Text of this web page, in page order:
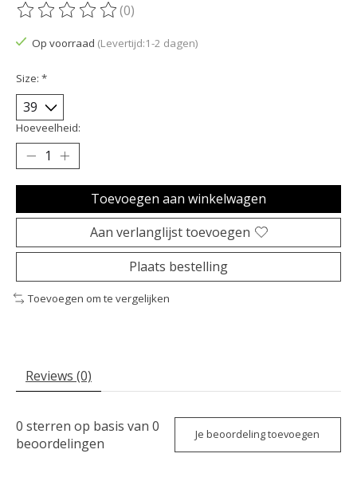
De beoordeling van dit product is
(0)
Op voorraad (Levertijd:1-2 dagen)
Size: *
Hoeveelheid:
Toevoegen aan winkelwagen
Aan verlanglijst toevoegen
Plaats bestelling
Toevoegen om te vergelijken
Reviews (0)
0 sterren op basis van 0
beoordelingen
Je beoordeling toevoegen